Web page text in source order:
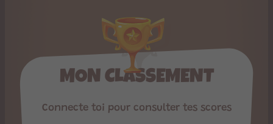
MON CLASSEMENT
Connecte toi pour consulter tes scores